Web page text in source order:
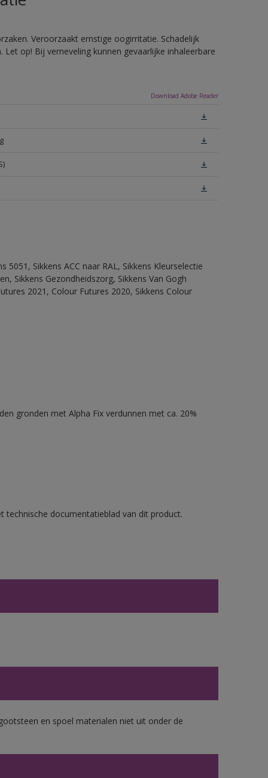
Veroorzaakt ernstige oogirritatie. Schadelijk
op! Bij verneveling kunnen gevaarlijke inhaleerbare
Download Adobe Reader
5051, Sikkens ACC naar RAL, Sikkens Kleurselectie
Sikkens Gezondheidszorg, Sikkens Van Gogh
2021, Colour Futures 2020, Sikkens Colour
gronden met Alpha Fix verdunnen met ca. 20%
technische documentatieblad van dit product.
en spoel materialen niet uit onder de